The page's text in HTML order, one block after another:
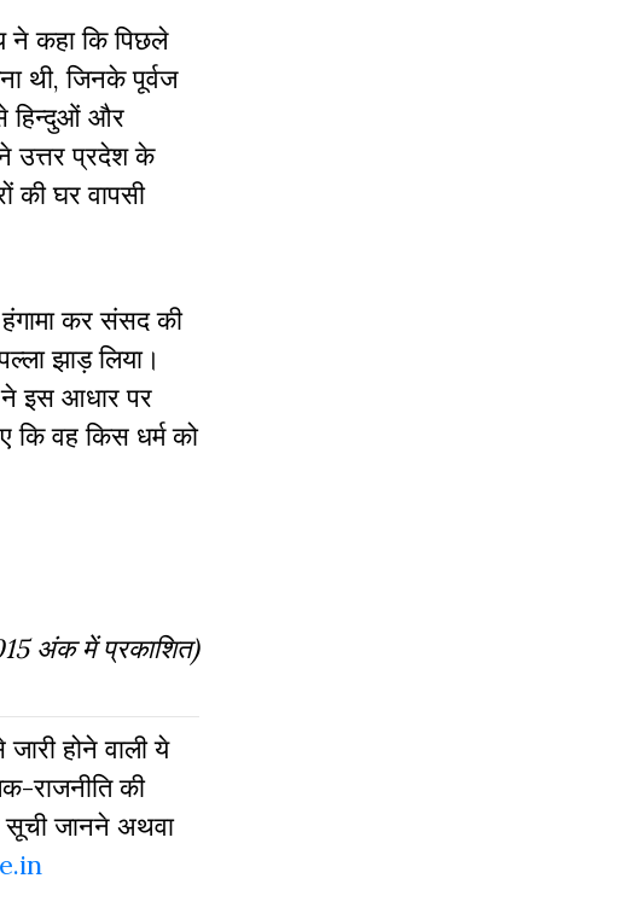
ने कहा कि पिछले
थी, जिनके पूर्वज
हिन्दुओं और
उत्तर प्रदेश के
की घर वापसी
कर संसद की
झाड़ लिया।
ने इस आधार पर
कि वह किस धर्म को
अंक में प्रकाशित)
होने वाली ये
राजनीति की
जानने अथवा